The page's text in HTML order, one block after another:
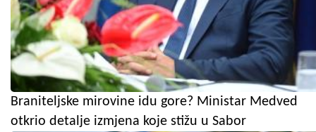
Braniteljske mirovine idu gore? Ministar Medved
otkrio detalje izmjena koje stižu u Sabor